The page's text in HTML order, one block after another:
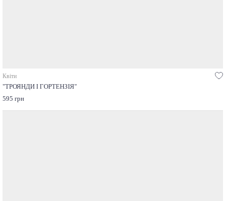
Квіти
"ТРОЯНДИ І ГОРТЕНЗІЯ"
595 грн